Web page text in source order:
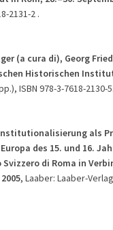
2131-2 .
(a cura di), Georg
Historischen
ISBN 978-3-7618-2130-5.
als
des 15. und 16.
di Roma in
, Laaber: Laaber-